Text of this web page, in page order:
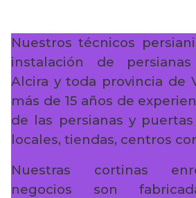
Nuestros técnicos
instalación de
Alcira y toda provincia de
más de 15 años de
de las persianas y
locales, tiendas, centros
Nuestras cortinas
negocios son